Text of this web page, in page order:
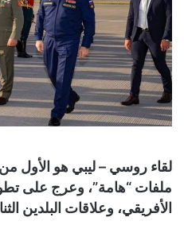
ملفات “هامة”، وعرج على
الأفريقي، وعلاقات البلدين